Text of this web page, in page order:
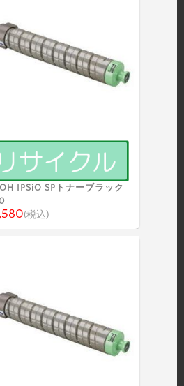
IPSiO SPトナーブラック
(税込)